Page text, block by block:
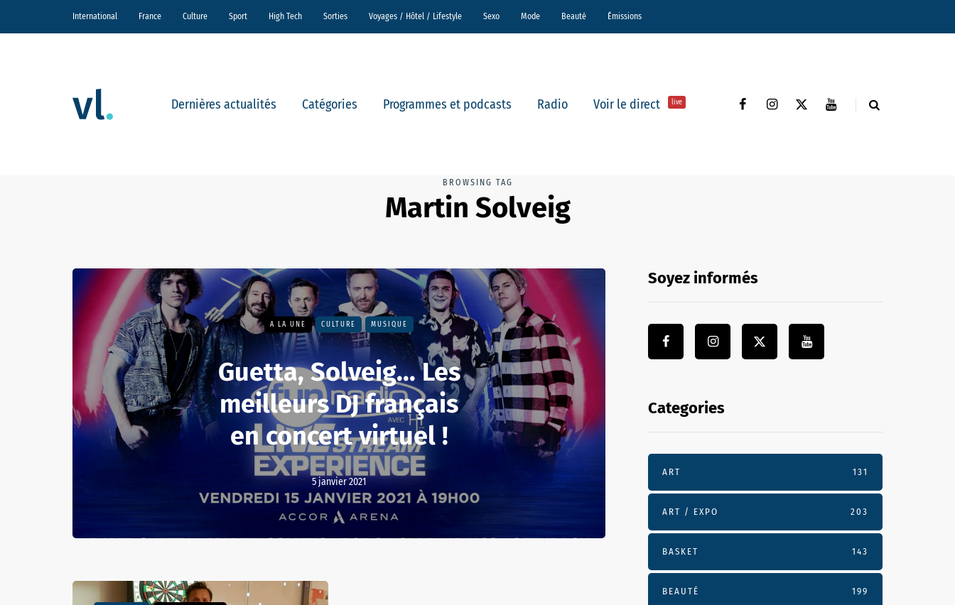
International France Culture Sport High Tech Sorties Voyages / Hôtel / Lifestyle Sexo Mode Beauté Émissions
Dernières actualités Catégories Programmes et podcasts Radio Voir le direct live
BROWSING TAG
Martin Solveig
A LA UNE CULTURE MUSIQUE
Guetta, Solveig... Les
meilleurs DJ français
en concert virtuel !
5 janvier 2021
Soyez informés
Categories
ART 131
ART / EXPO 203
BASKET 143
BEAUTÉ 199